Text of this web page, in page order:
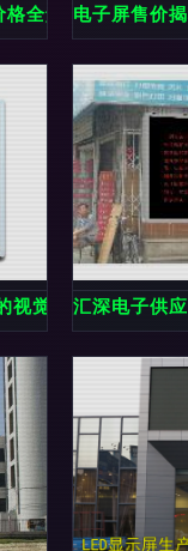
全解析 全彩显示
电子屏售价
视觉革命汇深电子供